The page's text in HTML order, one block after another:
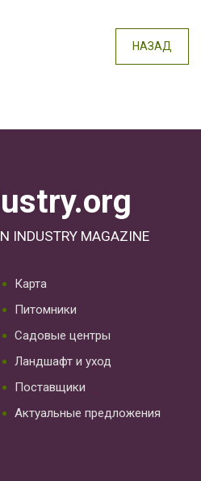
НАЗАД
INDUSTRY MAGAZINE
Карта
Питомники
Садовые центры
Ландшафт и уход
Поставщики
Актуальные предложения